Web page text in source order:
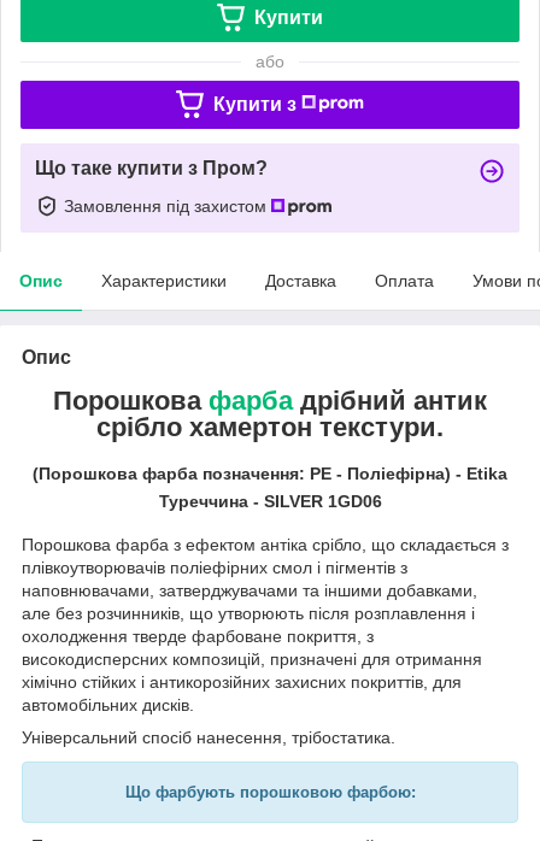
Купити
або
Купити з
Що таке купити з Пром?
Замовлення під захистом
Опис Характеристики Доставка Оплата Умови
Опис
Порошкова фарбадрібний антик
срібло хамертон текстури.
(Порошкова фарба позначення: PE - Поліефірна) - Etika
Туреччина - SILVER 1GD06
Порошкова фарба з ефектом антіка срібло, що складається з
плівкоутворювачів поліефірних смол і пігментів з
наповнювачами, затверджувачами та іншими добавками,
але без розчинників, що утворюють після розплавлення і
охолодження тверде фарбоване покриття, з
високодисперсних композицій, призначені для отримання
хімічно стійких і антикорозійних захисних покриттів, для
автомобільних дисків.
Універсальний спосіб нанесення, трібостатика.
Що фарбують порошковою фарбою: